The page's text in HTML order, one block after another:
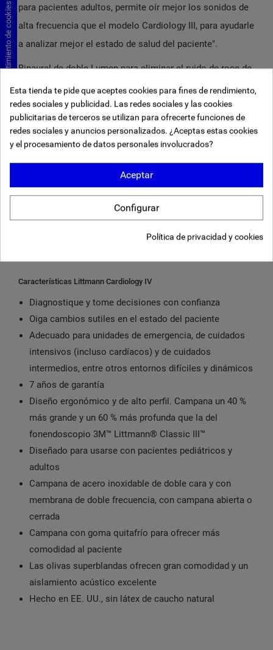
para pacientes adultos, permite oír mejor los sonidos de
alta frecuencia que el modelo Cardiology III, para ayudarle
a analizar mejor el estado de salud del paciente".
Binaural de doble Lumen para eliminar el ruido de roce de
los tubos tradicionales. Binaural de nueva generación,
más duradero y resistente a las manchas. Olivas
superblandas de ajuste cómodo para formar un sello
acústico y aislar de ruidos externos. Diafragmas y
membranas de una sola pieza para una mejor limpieza.
pediátrico y adulto. Membranas de doble frecuencia en
frecuencias de sonidos con solo cambiar la presión
Características Littmann Cardiology IV
Diagnostique y tome decisiones con confianza
Oiga cambios sutiles en el estado del paciente
Adecuado para unidades de emergencia, de cuidados
intensivos (incluso cardíacos) y de cuidados
intermedios, entre otros entornos difíciles y dinámicos
7 años de garantía
Diseño ergonómico y de alto perfil. Campana un 40 %
más grande y un 60 % más profunda que la del
fonendoscopio 3M™ Littmann® Classic III™
Diseñado para usarse con pacientes pediátricos y
adultos
Campana de acero inoxidable de doble cara y con
membrana de doble frecuencia, con campana abierta o
cerrada
Campana con goma quitafrío para ofrecer más
comodidad al paciente
Las olivas superblandas ofrecen gran comodidad y un
aislamiento acústico excelente
Hecho en EE. UU., sin látex de caucho natural
Esta tienda te pide que aceptes cookies para fines de rendimiento,
redes sociales y publicidad. Las redes sociales y las cookies
publicitarias de terceros se utilizan para ofrecerte funciones de
redes sociales y anuncios personalizados. ¿Aceptas estas cookies
y el procesamiento de datos personales involucrados?
Aceptar
Configurar
Política de privacidad y cookies
Consentimiento de cookies